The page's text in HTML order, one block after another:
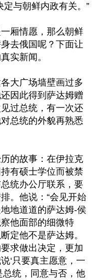
定与朝鲜内政有关。”
厢情愿，那么朝鲜
去俄国呢？下面让
实新闻。
大广场墙壁画过多
因此得到萨达姆赠
过总统，有一次还
总统的外貌再熟悉
的故事：在伊拉克
有硕士学位而被禁
统办公厅联系，要
。他说：“会见开始
地道道的萨达姆-侯
他面部的细微特
定他不是萨达姆。
求做出决定，更加
‘只要真主愿意，一
总统，同意与否，他